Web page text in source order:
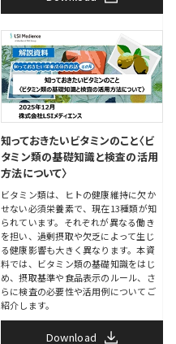
知っておきたいビタミンのこと〈ビ
タミン類の基礎知識と検査の活用
方法について〉
ビタミン類は、ヒトの健康維持に欠か
せない必須栄養素で、現在13種類が知
られています。それぞれが異なる働き
を担い、過剰摂取や欠乏によって生じ
る健康影響も大きく異なります。本資
料では、ビタミン類の基礎知識をはじ
め、摂取基準や食品表示のルール、さ
らに検査の必要性や活用例についてご
紹介します。
Download